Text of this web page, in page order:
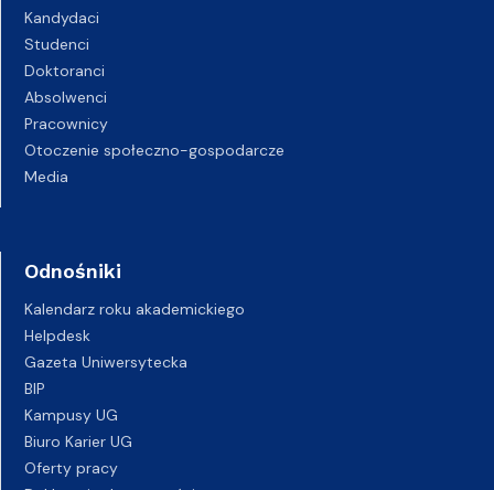
Kandydaci
Studenci
Doktoranci
Absolwenci
Pracownicy
Otoczenie społeczno-gospodarcze
Media
Odnośniki
Kalendarz roku akademickiego
Helpdesk
Gazeta Uniwersytecka
BIP
Kampusy UG
Biuro Karier UG
Oferty pracy